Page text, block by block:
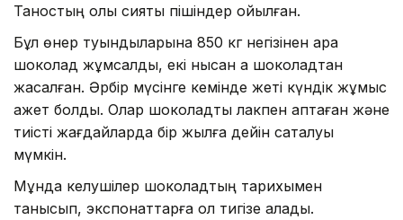
Таностың қолы сияқты пішіндер қойылған.
Бұл өнер туындыларына 850 кг негізінен қара
шоколад жұмсалды, екі нысан ақ шоколадтан
жасалған. Әрбір мүсінге кемінде жеті күндік жұмыс
қажет болды. Олар шоколадты лакпен қаптаған және
тиісті жағдайларда бір жылға дейін сақталуы
мүмкін.
Мұнда келушілер шоколадтың тарихымен
танысып, экспонаттарға қол тигізе алады.